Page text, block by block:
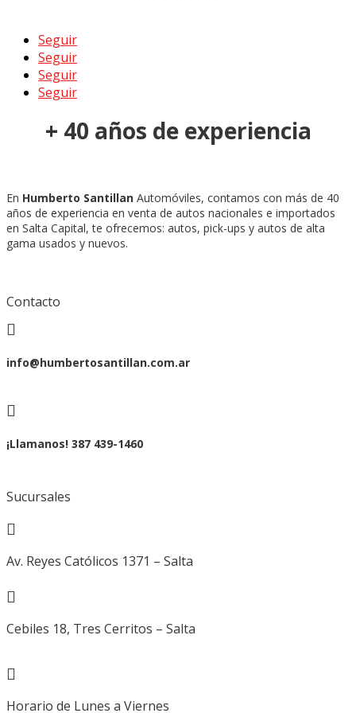
Seguir
Seguir
Seguir
Seguir
+ 40 años de experiencia
En Humberto Santillan Automóviles, contamos con más de 40
años de experiencia en venta de autos nacionales e importados
en Salta Capital, te ofrecemos: autos, pick-ups y autos de alta
gama usados y nuevos.
Contacto

info@humbertosantillan.com.ar

¡Llamanos! 387 439-1460
Sucursales

Av. Reyes Católicos 1371 – Salta

Cebiles 18, Tres Cerritos – Salta

Horario de Lunes a Viernes